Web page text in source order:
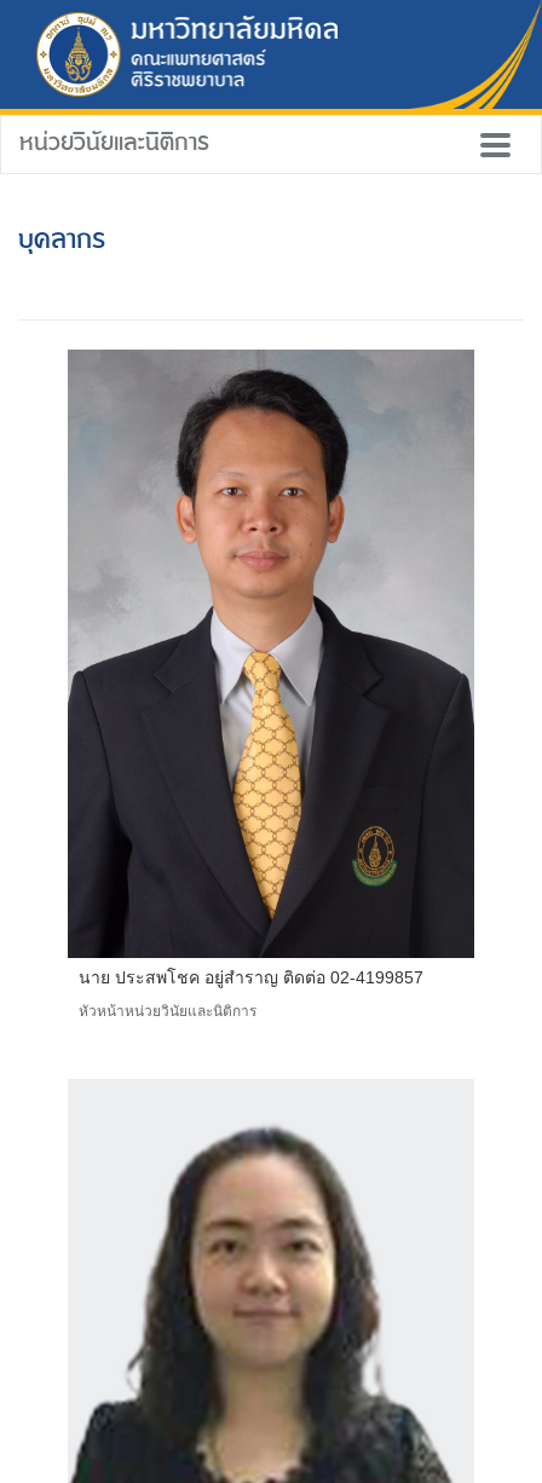
หน่วยวินัยและนิติการ
บุคลากร
นาย ประสพโชค อยู่สำราญ ติดต่อ 02-4199857
หัวหน้าหน่วยวินัยและนิติการ